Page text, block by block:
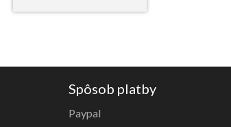
Spôsob platby
Paypal